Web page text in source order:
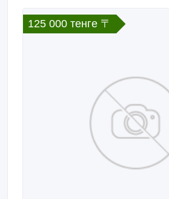
125 000 тенге 〒